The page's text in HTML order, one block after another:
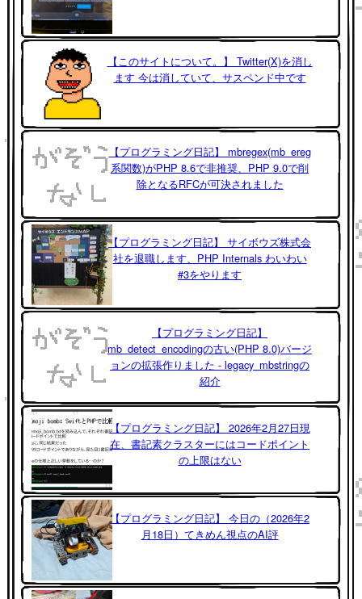
【このサイトについて。】 Twitter(X)を消し
ます 今は消していて、サスペンド中です
【プログラミング日記】 mbregex(mb_ereg
系関数)がPHP 8.6で非推奨、PHP 9.0で削
除となるRFCが可決されました
【プログラミング日記】 サイボウズ株式会
社を退職します、PHP Internals わいわい
#3をやります
【プログラミング日記】
mb_detect_encodingの古い(PHP 8.0)バージ
ョンの拡張作りました - legacy_mbstringの
紹介
【プログラミング日記】 2026年2月27日現
在、書記素クラスターにはコードポイント
の上限はない
【プログラミング日記】 今日の（2026年2
月18日）てきめん視点のAI評